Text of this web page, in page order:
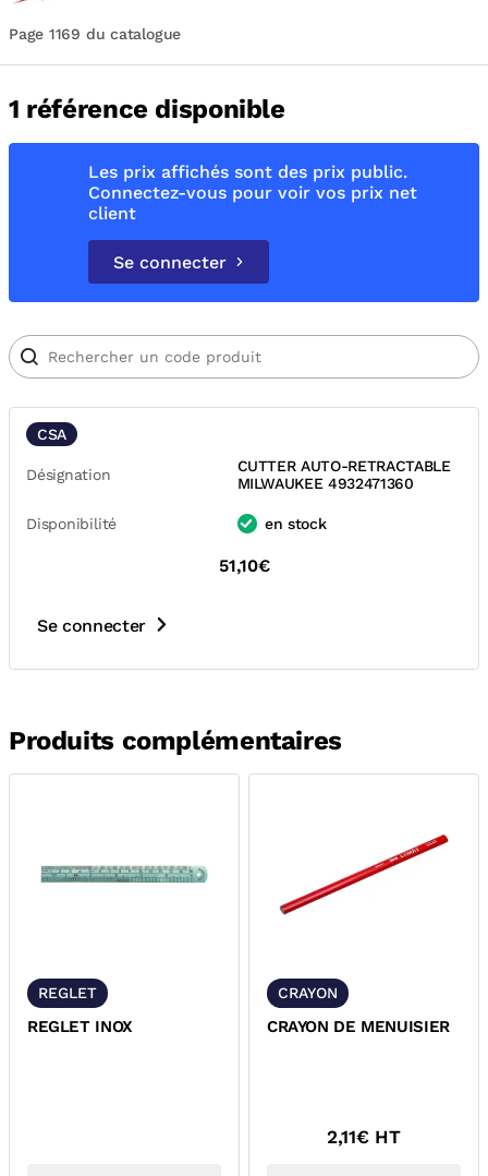
Page 1169 du catalogue
1 référence disponible
Les prix affichés sont des prix public.
Connectez-vous pour voir vos prix net
client
Se connecter
CSA
Désignation
CUTTER AUTO-RETRACTABLE
MILWAUKEE 4932471360
Disponibilité en stock
51,10€
Se connecter
Produits complémentaires
REGLET
REGLET INOX
CRAYON
CRAYON DE MENUISIER
2,11€ HT